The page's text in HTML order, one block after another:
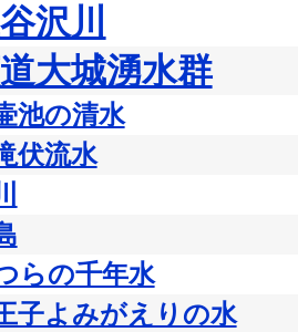
沢川
大城湧水群
池の清水
伏流水
らの千年水
子よみがえりの水